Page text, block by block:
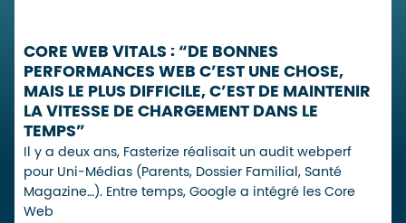
CORE WEB VITALS : “DE BONNES
PERFORMANCES WEB C’EST UNE CHOSE,
MAIS LE PLUS DIFFICILE, C’EST DE MAINTENIR
LA VITESSE DE CHARGEMENT DANS LE
TEMPS”
Il y a deux ans, Fasterize réalisait un audit webperf
pour Uni-Médias (Parents, Dossier Familial, Santé
Magazine…). Entre temps, Google a intégré les Core
Web